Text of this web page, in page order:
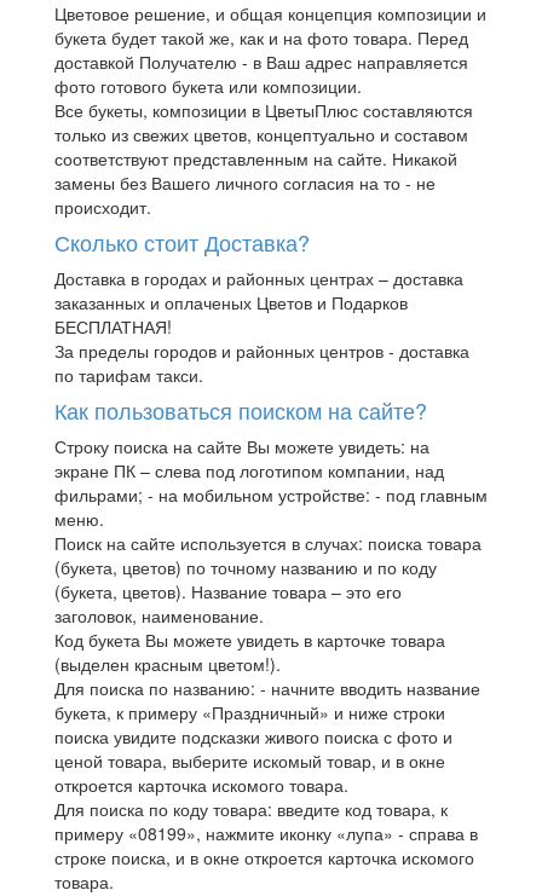
Цветовое решение, и общая концепция композиции и
букета будет такой же, как и на фото товара. Перед
доставкой Получателю - в Ваш адрес направляется
фото готового букета или композиции.
Все букеты, композиции в ЦветыПлюс составляются
только из свежих цветов, концептуально и составом
соответствуют представленным на сайте. Никакой
замены без Вашего личного согласия на то - не
происходит.
Сколько стоит Доставка?
Доставка в городах и районных центрах – доставка
заказанных и оплаченых Цветов и Подарков
БЕСПЛАТНАЯ!
За пределы городов и районных центров - доставка
по тарифам такси.
Как пользоваться поиском на сайте?
Строку поиска на сайте Вы можете увидеть: на
экране ПК – слева под логотипом компании, над
фильрами; - на мобильном устройстве: - под главным
меню.
Поиск на сайте используется в случах: поиска товара
(букета, цветов) по точному названию и по коду
(букета, цветов). Название товара – это его
заголовок, наименование.
Код букета Вы можете увидеть в карточке товара
(выделен красным цветом!).
Для поиска по названию: - начните вводить название
букета, к примеру «Праздничный» и ниже строки
поиска увидите подсказки живого поиска с фото и
ценой товара, выберите искомый товар, и в окне
откроется карточка искомого товара.
Для поиска по коду товара: введите код товара, к
примеру «08199», нажмите иконку «лупа» - справа в
строке поиска, и в окне откроется карточка искомого
товара.